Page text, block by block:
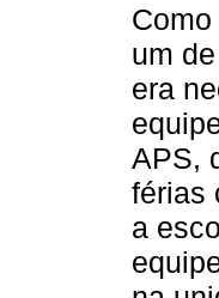
um
era
APS,
férias
a